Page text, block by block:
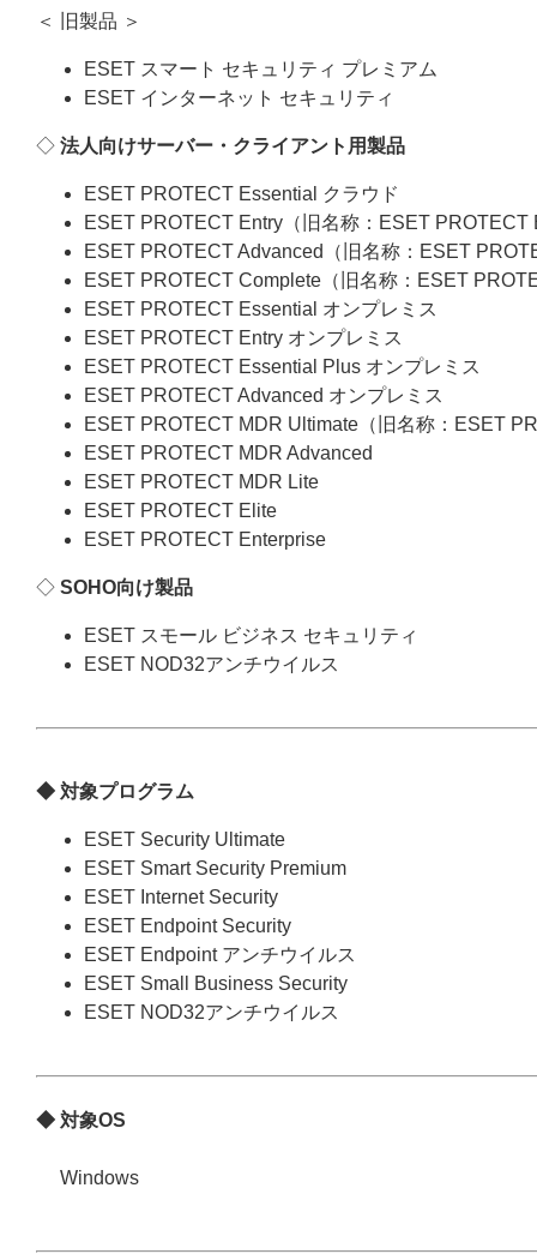
＜ 旧製品 ＞
ESET スマート セキュリティ プレミアム
ESET インターネット セキュリティ
◇ 法人向けサーバー・クライアント用製品
ESET PROTECT Essential クラウド
ESET PROTECT Entry（旧名称：ESET PROTECT
ESET PROTECT Advanced（旧名称：ESET
ESET PROTECT Complete（旧名称：ESET
ESET PROTECT Essential オンプレミス
ESET PROTECT Entry オンプレミス
ESET PROTECT Essential Plus オンプレミス
ESET PROTECT Advanced オンプレミス
ESET PROTECT MDR Ultimate（旧名称：ESET
ESET PROTECT MDR Advanced
ESET PROTECT MDR Lite
ESET PROTECT Elite
ESET PROTECT Enterprise
◇ SOHO向け製品
ESET スモール ビジネス セキュリティ
ESET NOD32アンチウイルス
◆ 対象プログラム
ESET Security Ultimate
ESET Smart Security Premium
ESET Internet Security
ESET Endpoint Security
ESET Endpoint アンチウイルス
ESET Small Business Security
ESET NOD32アンチウイルス
◆ 対象OS
Windows